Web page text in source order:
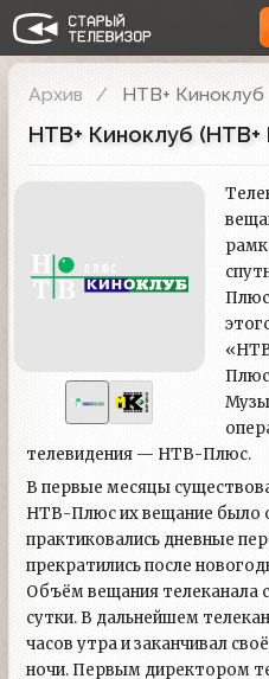
Архив НТВ+ Киноклуб
НТВ+ Киноклуб
телевидения — НТВ-Плюс.
В первые месяцы
НТВ-Плюс их вещание было
практиковались дневные
прекратились после
Объём вещания телеканала
сутки. В дальнейшем
часов утра и заканчивал
ночи. Первым директором